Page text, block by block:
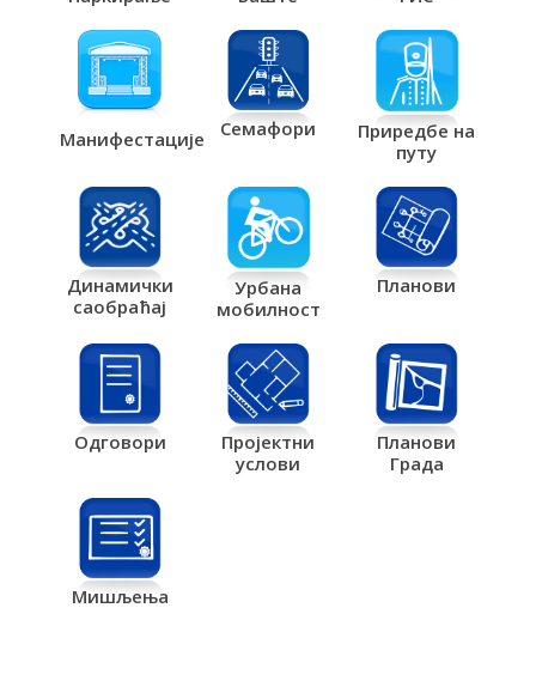
Манифестације Семафори
Приредбе на
путу
Динамички
саобраћај
Урбана
мобилност
Планови
Одговори
Пројектни
услови
Планови
Града
Мишљења